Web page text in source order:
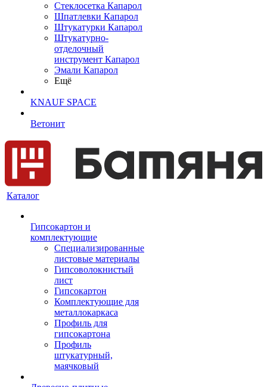
Cтеклосетка Капарол
Шпатлевки Капарол
Штукатурки Капарол
Штукатурно-
отделочный
инструмент Капарол
Эмали Капарол
Ещё
KNAUF SPACE
Ветонит
Каталог
Гипсокартон и
комплектующие
Специализированные
листовые материалы
Гипсоволокнистый
лист
Гипсокартон
Комплектующие для
металлокаркаса
Профиль для
гипсокартона
Профиль
штукатурный,
маячковый